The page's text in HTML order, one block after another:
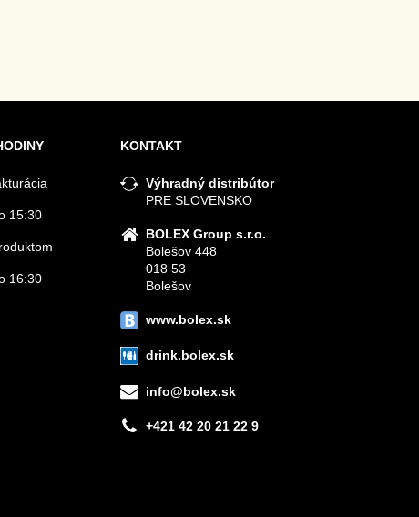
15:30
16:30
KONTAKT
Výhradný distribútor
PRE SLOVENSKO
BOLEX Group s.r.o.
Bolešov 448
018 53
Bolešov
www.bolex.sk
drink.bolex.sk
info@bolex.sk
+421 42 20 21 22 9